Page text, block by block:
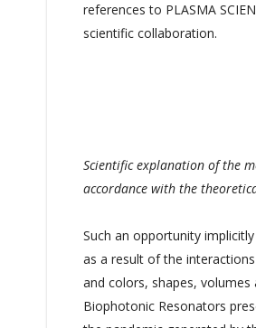
references to PLASMA
scientific collaboration.
Scientific explanation of the
accordance with the
Such an opportunity
as a result of the
and colors, shapes,
Biophotonic Resonators